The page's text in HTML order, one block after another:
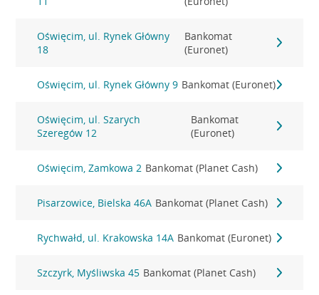
Oświęcim, ul. Rynek Główny
18
Bankomat
(Euronet)
Oświęcim, ul. Rynek Główny 9 Bankomat (Euronet)
Oświęcim, ul. Szarych
Szeregów 12
Bankomat
(Euronet)
Oświęcim, Zamkowa 2 Bankomat (Planet Cash)
Pisarzowice, Bielska 46A Bankomat (Planet Cash)
Rychwałd, ul. Krakowska 14A Bankomat (Euronet)
Szczyrk, Myśliwska 45 Bankomat (Planet Cash)